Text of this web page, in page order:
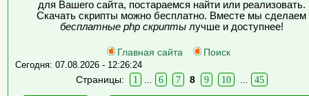
для Вашего сайта, постараемся найти или реализовать.
Скачать скрипты можно бесплатно. Вместе мы сделаем
бесплатные php скриптылучше и доступнее!
Главная сайта Поиск
Сегодня: 07.08.2026 - 12:26:24
Страницы: 1 6 7 8 9 10 45